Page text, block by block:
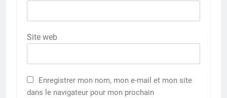
Site web
Enregistrer mon nom, mon e-mail et mon site
dans le navigateur pour mon prochain